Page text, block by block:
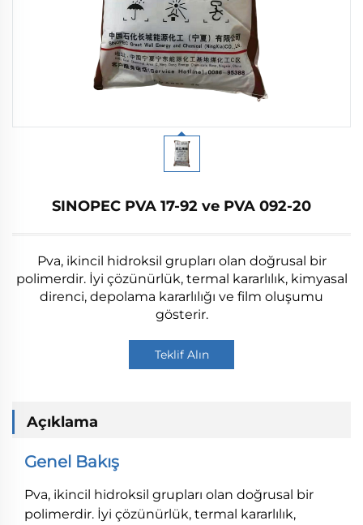
SINOPEC PVA 17-92 ve PVA 092-20
Pva, ikincil hidroksil grupları olan doğrusal bir
polimerdir. İyi çözünürlük, termal kararlılık, kimyasal
direnci, depolama kararlılığı ve film oluşumu
gösterir.
Teklif Alın
Açıklama
Genel Bakış
Pva, ikincil hidroksil grupları olan doğrusal bir
polimerdir. İyi çözünürlük, termal kararlılık,